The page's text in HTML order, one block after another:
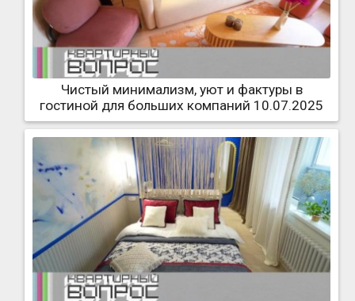
Чистый минимализм, уют и фактуры в
гостиной для больших компаний 10.07.2025